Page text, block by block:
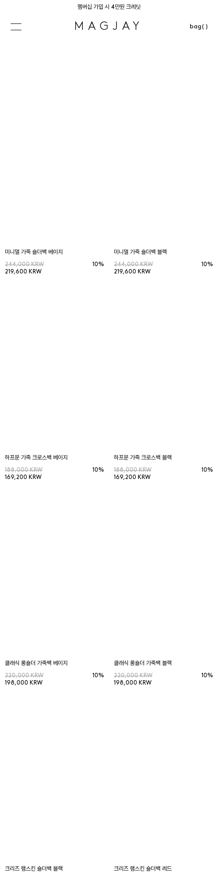
멤버십 가입 시 4만원 크레딧
MAGJAY bag( )
미니멀 가죽 숄더백 베이지
244,000 KRW
219,600 KRW
10%
미니멀 가죽 숄더백 블랙
244,000 KRW
219,600 KRW
10%
하프문 가죽 크로스백 베이지
188,000 KRW
169,200 KRW
10%
하프문 가죽 크로스백 블랙
188,000 KRW
169,200 KRW
10%
클래식 롱숄더 가죽백 베이지
220,000 KRW
198,000 KRW
10%
클래식 롱숄더 가죽백 블랙
220,000 KRW
198,000 KRW
10%
크리즈 램스킨 숄더백 블랙 크리즈 램스킨 숄더백 레드